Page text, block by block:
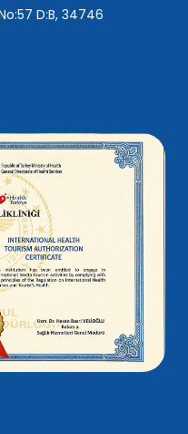
D:B, 34746